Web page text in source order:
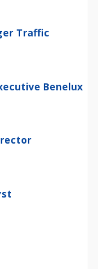
Traffic
Benelux